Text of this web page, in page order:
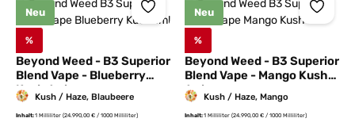
Neu
%
Beyond Weed - B3 Superior
Blend Vape - Blueberry
Kush 1ml
Kush / Haze, Blaubeere
Inhalt:1 Milliliter (24.990,00 € / 1000 Milliliter)
Neu
%
Beyond Weed - B3 Superior
Blend Vape - Mango Kush
1ml
Kush / Haze, Mango
Inhalt:1 Milliliter (24.990,00 € / 1000 Milliliter)